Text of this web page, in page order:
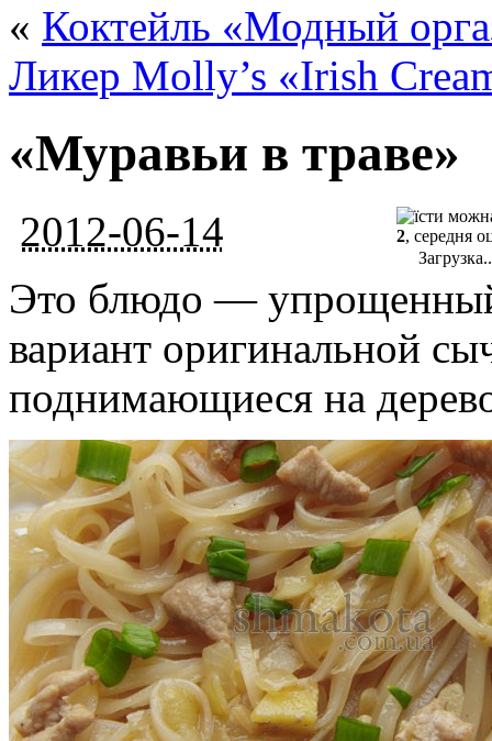
« Коктейль «Модный
Ликер Molly’s «Irish
«Муравьи в траве»
2012-06-14 2, середня
Это блюдо —
вариант оригинальной
поднимающиеся на